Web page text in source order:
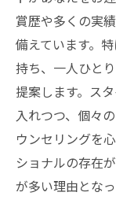
賞歴や多くの実
備えています。
持ち、一人ひと
提案します。ス
入れつつ、個々
ウンセリングを
ショナルの存在
が多い理由となっ